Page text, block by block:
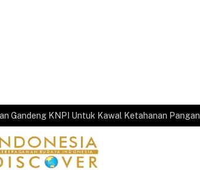
Gandeng KNPI Untuk Kawal Ketahanan Pangan